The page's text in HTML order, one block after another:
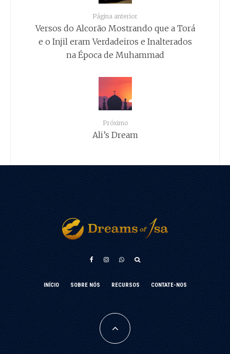
Página anterior
Versos do Alcorão Mostrando que a Torá
e o Injil eram Verdadeiros e Inalterados
na Época de Muhammad
Próximo
Ali’s Dream
INÍCIO SOBRE NÓS RECURSOS CONTATE-NOS
Français